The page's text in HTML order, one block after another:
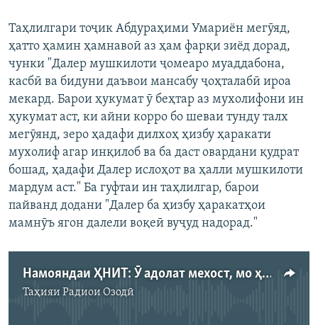
Таҳлилгари тоҷик Абдураҳими Умариён мегӯяд,
ҳатто ҳамин ҳамнавоӣ аз ҳам фарқи зиёд дорад,
чунки "Далер мушкилоти ҷомеаро муаддабона,
касбӣ ва бидуни даъвои мансабу ҷоҳталабӣ ироа
мекард. Барои ҳукумат ӯ беҳтар аз мухолифони ин
ҳукумат аст, ки айни корро бо шеваи тунду талх
мегӯянд, зеро ҳадафи дилхоҳ ҳизбу ҳаракати
мухолиф агар инқилоб ва ба даст овардани қудрат
бошад, ҳадафи Далер ислоҳот ва ҳалли мушкилоти
мардум аст." Ба гуфтаи ин таҳлилгар, барои
пайванд додани "Далер ба ҳизбу ҳаракатҳои
мамнӯъ ягон далели воқеӣ вуҷуд надорад."
Намояндаи ҲНИТ: Ӯ адолат мехост, мо ҳам
Таҳияи Радиои Озодӣ
Феълан кор намекунад